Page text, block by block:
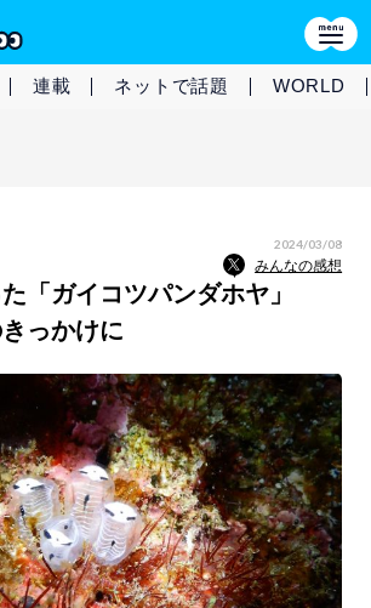
連載 ネットで話題 WORLD
2024/03/08
みんなの感想
「ガイコツパンダホヤ」
っかけに